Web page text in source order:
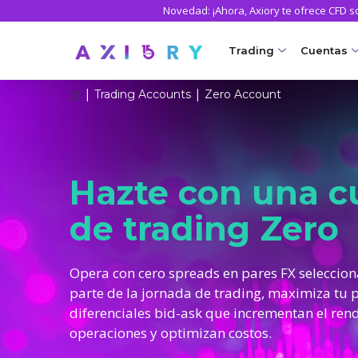
Novedad: ¡Ahora, Axiory te ofrece
Trading
Oro y metales
Petróleo y energía
CFDs de índices
CFDs de acciones
Acciones del mercado
Cuentas
Axiory
Cuentas
Cuenta
Cuentas
MT5
Zero
Trading Accounts Zero Account
Hazte con una
de trading Zero
Opera con cero spreads en pares FX
parte de la jornada de trading, maximiza tu
diferenciales bid-ask que incrementan el
operaciones y optimizan costos.